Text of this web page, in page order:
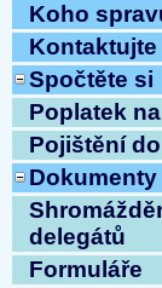
Koho
Kontaktujte
Spočtěte si
Poplatek
Pojištění
Dokumenty
delegátů
Formuláře